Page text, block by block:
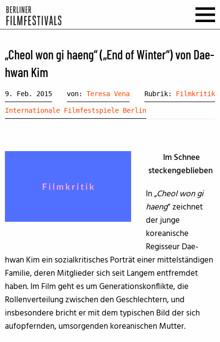
„Cheol won gi haeng“ („End of Winter“) von Dae-
hwan Kim
9. Feb. 2015 von: Teresa Vena Rubrik: Filmkritik
Internationale Filmfestspiele Berlin
Im Schnee
steckengeblieben
In „Cheol won gi
haeng“ zeichnet
der junge
koreanische
Regisseur Dae-
hwan Kim ein sozialkritisches Porträt einer mittelständigen
Familie, deren Mitglieder sich seit Langem entfremdet
haben. Im Film geht es um Generationskonflikte, die
Rollenverteilung zwischen den Geschlechtern, und
insbesondere bricht er mit dem typischen Bild der sich
aufopfernden, umsorgenden koreanischen Mutter.